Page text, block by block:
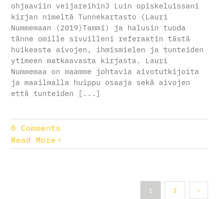
ohjaaviin veijareihinJ Luin opiskeluissani
kirjan nimeltä Tunnekartasto (Lauri
Nummemaan (2019)Tammi) ja halusin tuoda
tänne omille sivuilleni referaatin tästä
huikeasta aivojen, ihmismielen ja tunteiden
ytimeen matkaavasta kirjasta. Lauri
Nummemaa on maamme johtavia aivotutkijoita
ja maailmalla huippu osaaja sekä aivojen
että tunteiden [...]
0 Comments
Read More
1 2